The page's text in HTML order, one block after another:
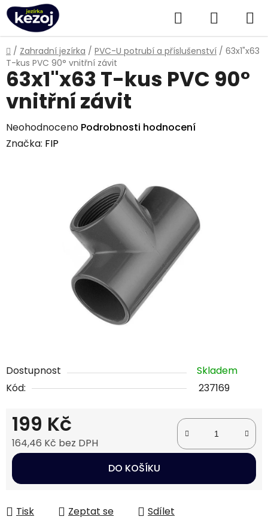
Přejít
na
obsah
Hledat
KOŠÍK
Domů
/ Zahradní jezírka / PVC-U potrubí a příslušenství / 63x1"x63
T-kus PVC 90° vnitřní závit
Dostupnost
Skladem
Kód:
237169
199 Kč
164,46 Kč bez DPH
Měrná cena:
DO KOŠÍKU
Tisk Zeptat se Sdílet
63x1"x63 T-kus PVC 90°
vnitřní závit
Průměrné
hodnocení
Neohodnoceno Podrobnosti hodnocení
Značka: FIP